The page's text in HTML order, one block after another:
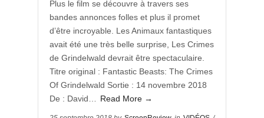
Plus le film se découvre à travers ses
bandes annonces folles et plus il promet
d’être incroyable. Les Animaux fantastiques
avait été une très belle surprise, Les Crimes
de Grindelwald devrait être spectaculaire.
Titre original : Fantastic Beasts: The Crimes
Of Grindelwald Sortie : 14 novembre 2018
De : David…
Read More →